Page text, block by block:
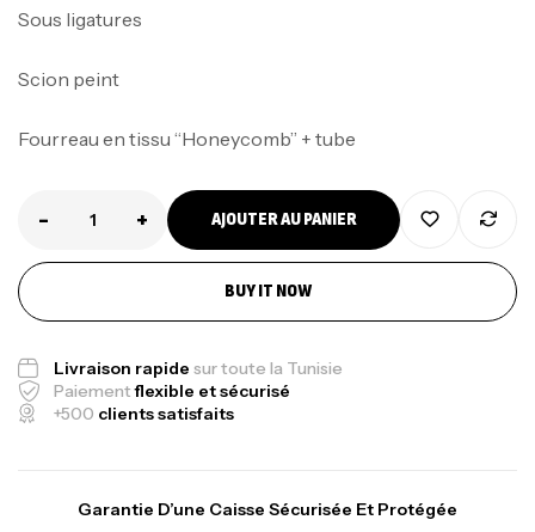
Sous ligatures
Scion peint
Fourreau en tissu “Honeycomb” + tube
- + AJOUTER AU PANIER
BUY IT NOW
Livraison rapide sur toute la Tunisie
Paiementflexible et sécurisé
+500 clients satisfaits
Garantie D’une Caisse Sécurisée Et Protégée